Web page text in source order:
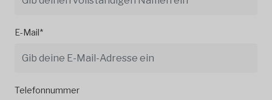
E-Mail*
Telefonnummer